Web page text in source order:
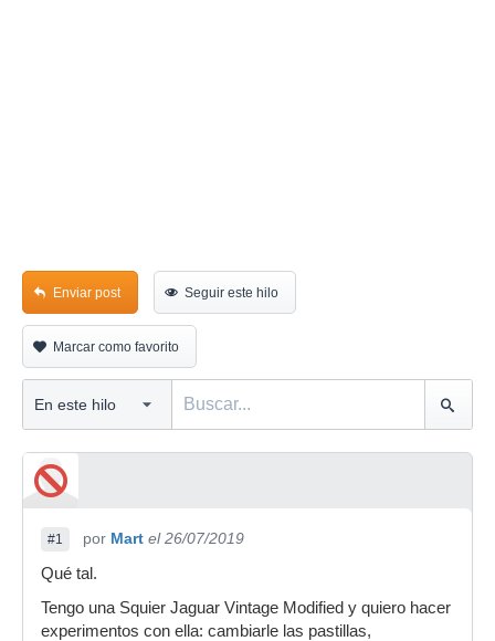
Enviar post Seguir este hilo
Marcar como favorito
#1 por Mart el 26/07/2019
Qué tal.
Tengo una Squier Jaguar Vintage Modified y quiero hacer
experimentos con ella: cambiarle las pastillas,